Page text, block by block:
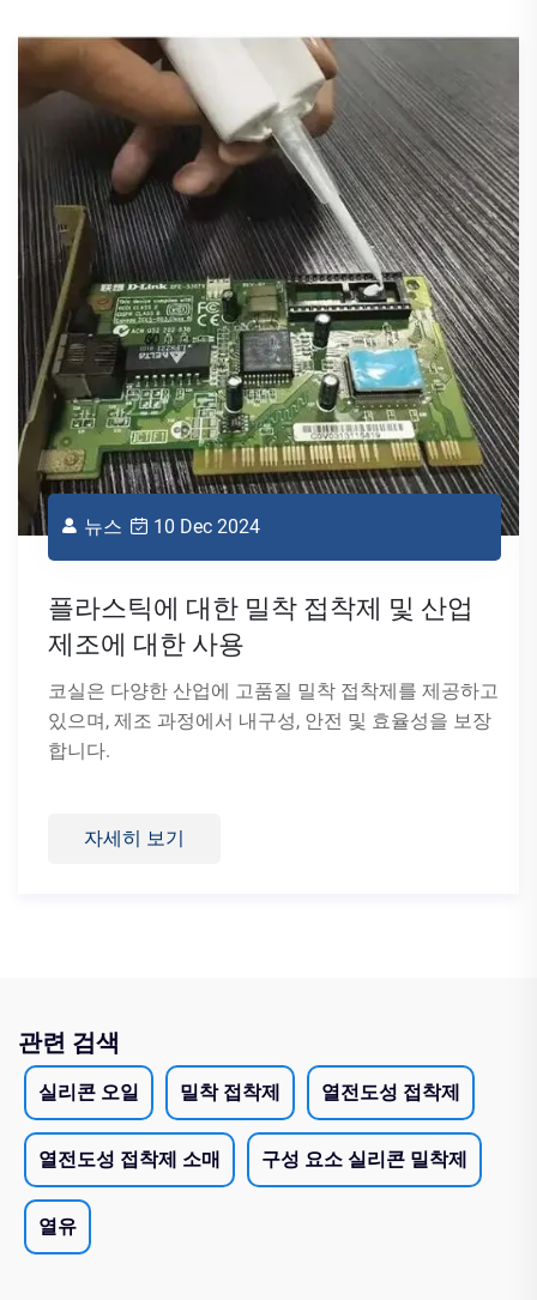
뉴스 16 Nov 2024
산업용 실리콘 오일 윤활유의 장점
실리콘 오일 윤활료는 높은 열 및 화학 저항성, 독성
없고, 낮은 휘발성성을 가지고 있으며, 산업 프로세스
를 향상시킵니다.
자세히 보기
관련 검색
실리콘 오일 밀착 접착제 열전도성 접착제
열전도성 접착제 소매 구성 요소 실리콘 밀착제
열유